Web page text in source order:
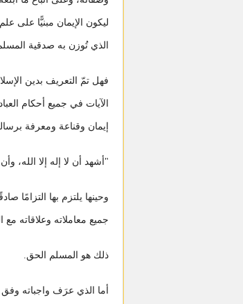
ليكون الإيمان مبنيًّا على
الذي تُوزن به صدقية
فهل تمّ التعريف بدين
الآيات في جميع أحكام
إيمان وقناعة ومعرفة
"أشهد أن لا إله إلا الله،
وحينها يلتزم بها التزامًا
جميع معاملاته وعلاقاته مع
ذلك هو المسلم الحق.
أما الذي عرَف واجباته وفق